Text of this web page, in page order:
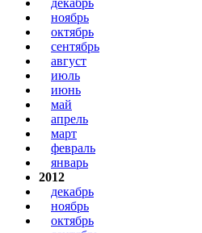
ноябрь
октябрь
сентябрь
август
июль
июнь
май
апрель
март
февраль
январь
2012
декабрь
ноябрь
октябрь